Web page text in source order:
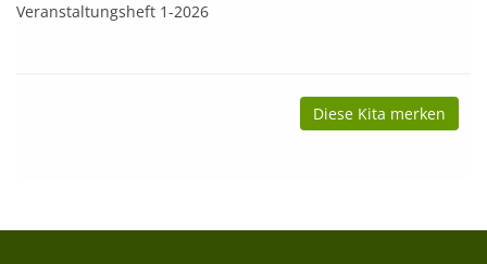
Veranstaltungsheft 1-2026
Diese Kita merken